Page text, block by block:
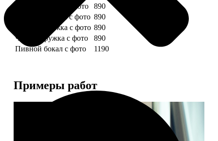
Желтая кружка с фото
890
Зеленая кружка с фото 890
Голубая кружка с фото 890
Черная кружка с фото
890
Пивной бокал с фото
1190
Примеры работ